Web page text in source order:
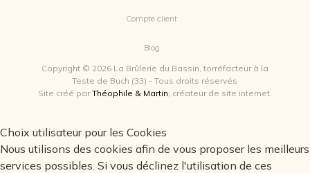
Compte client
Blog
Copyright © 2026 La Brûlerie du Bassin, torréfacteur à la
Teste de Buch (33) - Tous droits réservés
Site créé parThéophile & Martin , créateur de site internet.
Choix utilisateur pour les Cookies
Nous utilisons des cookies afin de vous proposer les meilleurs
services possibles. Si vous déclinez l'utilisation de ces